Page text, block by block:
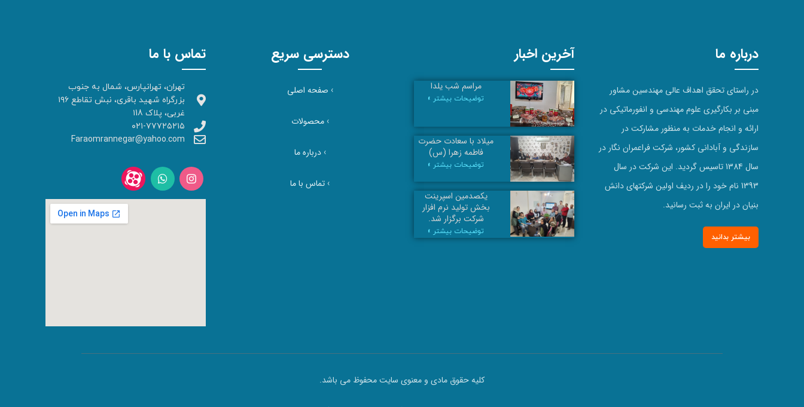
درباره ما
در راستای تحقق اهداف عالی مهندسین مشاور
مبنی بر بکارگیری علوم مهندسی و انفورماتیکی در
ارائه و انجام خدمات به منظور مشارکت در
سازندگی و آبادانی کشور، شرکت فراعمران نگار در
سال 1384 تاسیس گردید. این شرکت در سال
1393 نام خود را در ردیف اولین شرکتهای دانش
بنیان در ایران به ثبت رسانید.
بیشتر بدانید
آخرین اخبار
مراسم شب یلدا
توضیحات بیشتر »
میلاد با سعادت حضرت
فاطمه زهرا (س)
توضیحات بیشتر »
یکصدمین اسپرینت
بخش تولید نرم افزار
شرکت برگزار شد.
توضیحات بیشتر »
دسترسی سریع
› صفحه اصلی
›محصولات
›درباره ما
› تماس با ما
تماس با ما
تهران، تهرانپارس، شمال به جنوب
بزرگراه شهید باقری، نبش تقاطع ۱۹۶
غربی، پلاک ۱18
۰۲۱-۷۷۷۲۵۲۱۵
Faraomrannegar@yahoo.com
کلیه حقوق مادی و معنوی سایت محفوظ می باشد.